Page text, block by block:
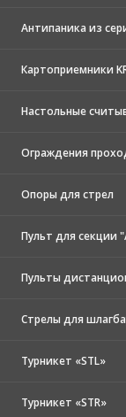
Антипаника из
Картоприемники
Настольные
Ограждения
Опоры для стрел
Пульт для секции
Пульты
Стрелы для
Турникет «STL»
Турникет «STR»